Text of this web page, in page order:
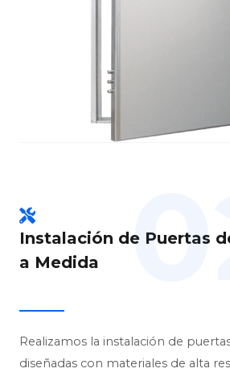
Instalación de Puertas
a Medida
Realizamos la instalación de
diseñadas con materiales de alta